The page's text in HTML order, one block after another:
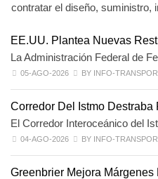
contratar el diseño, suministro,
EE.UU. Plantea Nuevas
La Administración Federal de
05-AGO-2026 BY INFO-
Corredor Del Istmo
El Corredor Interoceánico del
04-AGO-2026 BY INFO-
Greenbrier Mejora